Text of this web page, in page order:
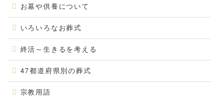
お墓や供養について
いろいろなお葬式
終活～生きるを考える
47都道府県別の葬式
宗教用語